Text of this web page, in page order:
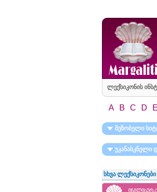
ლექსიკონის
A B C D E
მეზობელი
უკანასკნელი
სხვა ლექსიკონები